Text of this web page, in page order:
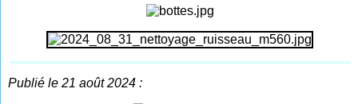
Publié le 21 août 2024 :